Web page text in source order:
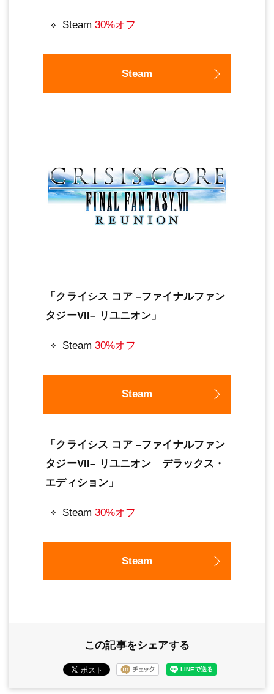
Steam30%オフ
Steam
「クライシス コア –ファイナルファン
タジーVII– リユニオン」
Steam30%オフ
Steam
「クライシス コア –ファイナルファン
タジーVII– リユニオン デラックス・
エディション」
Steam30%オフ
Steam
この記事をシェアする